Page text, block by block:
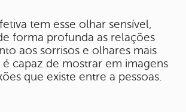
tem esse olhar sensível,
forma profunda as relações
aos sorrisos e olhares mais
capaz de mostrar em imagens
que existe entre a pessoas.